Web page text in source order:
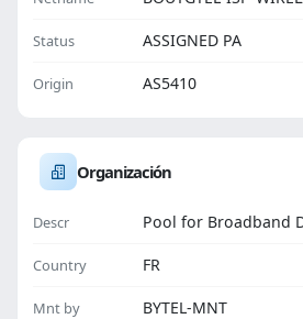
Status ASSIGNED PA
Origin AS5410
Organización
Descr Pool for Broadband
Country FR
Mnt by
BYTEL-MNT